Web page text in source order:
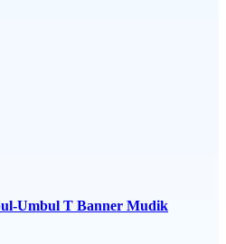
Umbul T Banner Mudik